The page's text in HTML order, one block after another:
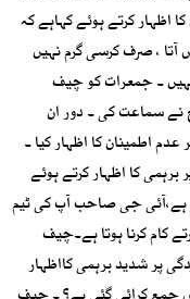
اظہار کرتے ہوئے کہاہے کہ
، صرف کرسی گرم نہیں
نہیں ۔ جمعرات کو چیف
نے سماعت کی ۔ دور ان
اطمینان کا اظہار کیا ۔
کا اظہار کرتے ہوئے
جی صاحب آپ کی ٹیم
کام کرنا ہوتا ہے۔چیف
پر شدید برہمی کااظہار